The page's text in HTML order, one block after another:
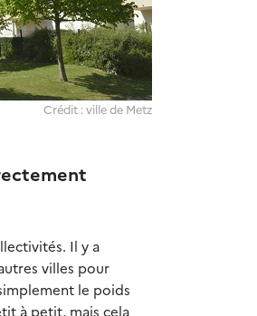
Crédit : ville de Metz
Il y a
villes pour
le poids
à petit, mais cela